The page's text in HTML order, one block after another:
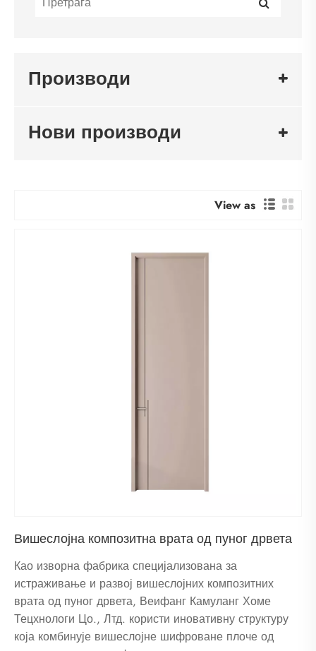
Производи
Нови производи
View as
Вишеслојна композитна врата од пуног дрвета
Као изворна фабрика специјализована за
истраживање и развој вишеслојних композитних
врата од пуног дрвета, Веифанг Камуланг Хоме
Тецхнологи Цо., Лтд. користи иновативну структуру
која комбинује вишеслојне шифроване плоче од